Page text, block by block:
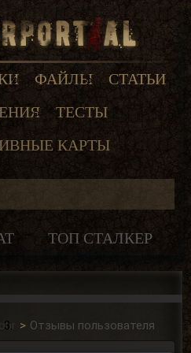
ФАЙЛЫ
СТАТЬИ
ТЕСТЫ
КАРТЫ
ТОП СТАЛКЕР
Отзывы пользователя